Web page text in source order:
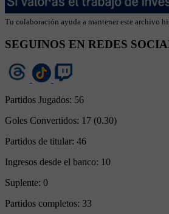
Tu colaboración ayuda a mantener este archivo
SEGUINOS EN REDES
Partidos Jugados: 56
Goles Convertidos: 17 (0.30)
Partidos de titular: 46
Ingresos desde el banco: 10
Suplente: 0
Partidos completos: 33